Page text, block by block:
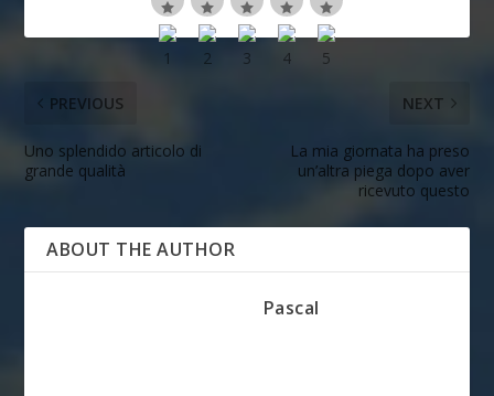
PREVIOUS
Uno splendido articolo di
grande qualità
NEXT
La mia giornata ha preso
un’altra piega dopo aver
ricevuto questo
ABOUT THE AUTHOR
Pascal